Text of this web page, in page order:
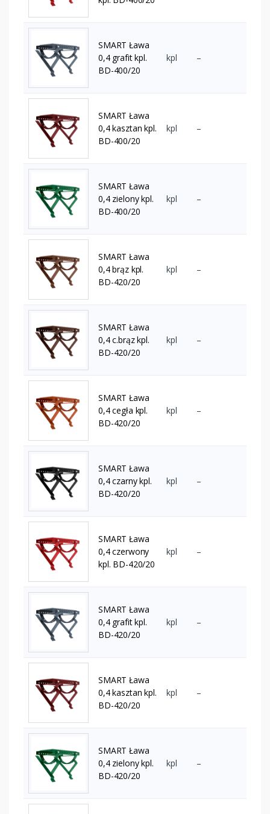
SMART Ława
0,4 grafit kpl.
BD-400/20
kpl –
SMART Ława
0,4 kasztan kpl.
BD-400/20
kpl –
SMART Ława
0,4 zielony kpl.
BD-400/20
kpl –
SMART Ława
0,4 brąz kpl.
BD-420/20
kpl –
SMART Ława
0,4 c.brąz kpl.
BD-420/20
kpl –
SMART Ława
0,4 cegła kpl.
BD-420/20
kpl –
SMART Ława
0,4 czarny kpl.
BD-420/20
kpl –
SMART Ława
0,4 czerwony
kpl. BD-420/20
kpl –
SMART Ława
0,4 grafit kpl.
BD-420/20
kpl –
SMART Ława
0,4 kasztan kpl.
BD-420/20
kpl –
SMART Ława
0,4 zielony kpl.
BD-420/20
kpl –